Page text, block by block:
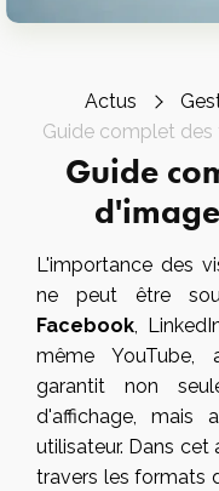
Actus
Guide complet
Guide
L'importance des
ne peut être
Facebook,
même YouTube,
garantit non
d'affichage, mais
utilisateur. Dans cet
travers les formats